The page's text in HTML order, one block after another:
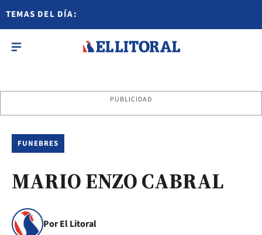
TEMAS DEL DÍA:
PUBLICIDAD
FUNEBRES
MARIO ENZO CABRAL
Por El Litoral